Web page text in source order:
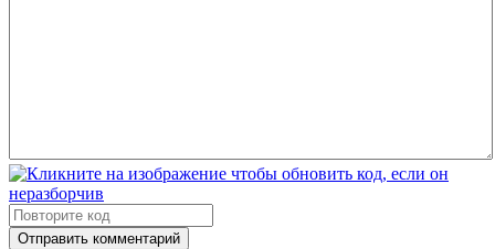
Отправить комментарий